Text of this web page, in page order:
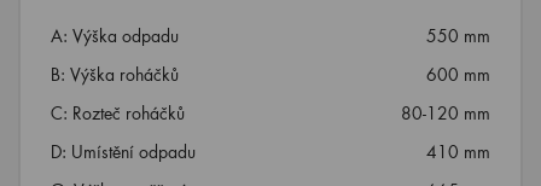
A: Výška odpadu
550 mm
B: Výška roháčků
600 mm
C: Rozteč roháčků
80-120 mm
D: Umístění odpadu
410 mm